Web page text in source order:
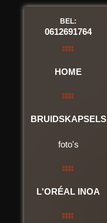
BEL:
0612691764
HOME
BRUIDSKAPSELS
foto's
L'ORÉAL INOA